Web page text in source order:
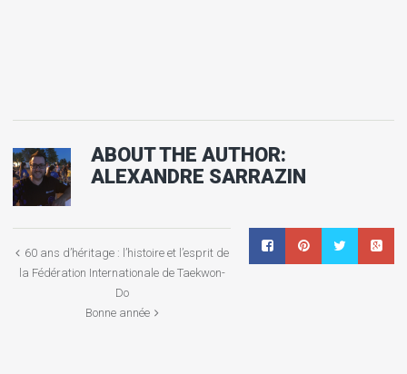
ABOUT THE AUTHOR:
ALEXANDRE SARRAZIN
60 ans d’héritage : l’histoire et l’esprit de
la Fédération Internationale de Taekwon-
Do
Bonne année